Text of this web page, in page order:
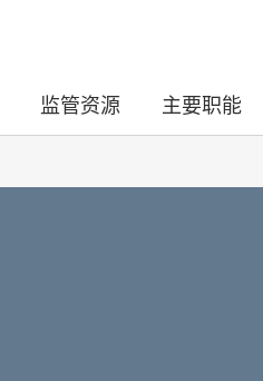
监管资源 主要职能